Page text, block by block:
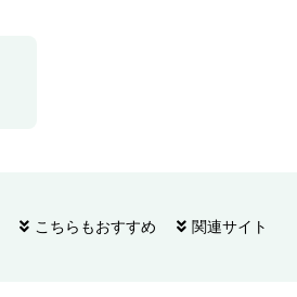
こちらもおすすめ 関連サイト